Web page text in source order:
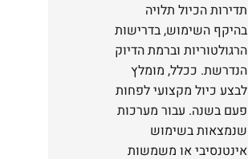
תדירות הכיול תלויה
בהיקף השימוש, בדרישות
הרגולטוריות וברמת הדיוק
הנדרשת. ככלל, מומלץ
לבצע כיול מקצועי לפחות
פעם בשנה. עבור מערכות
שנמצאות בשימוש
אינטנסיבי או משמשות